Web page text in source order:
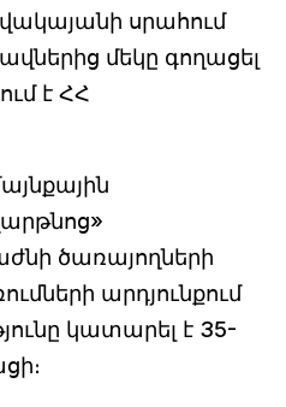
սրահում
մեկը գողացել
է ՀՀ
ծառայողների
արդյունքում
կատարել է 35-